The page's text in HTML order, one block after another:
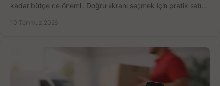
kadar bütçe de önemli. Doğru ekranı seçmek için pratik satın
10 Temmuz 2026